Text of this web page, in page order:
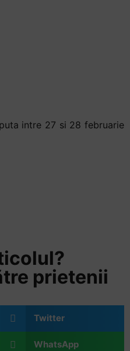
intre 27 si 28 februarie
prietenii
Twitter
WhatsApp